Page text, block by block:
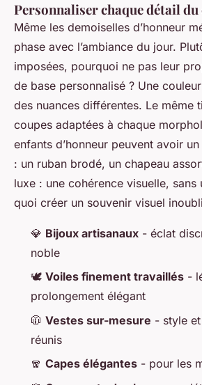
Personnaliser chaque détail du
Même les demoiselles d’honneur
phase avec l’ambiance du jour.
imposées, pourquoi ne pas leur
de base personnalisé ? Une
des nuances différentes. Le même
coupes adaptées à chaque
enfants d’honneur peuvent avoir
: un ruban brodé, un chapeau
luxe : une cohérence visuelle,
quoi créer un souvenir visuel
💎 Bijoux artisanaux - éclat
noble
🕊️ Voiles finement travaillés -
prolongement élégant
🧥 Vestes sur-mesure - style
réunis
🧣 Capes élégantes - pour les